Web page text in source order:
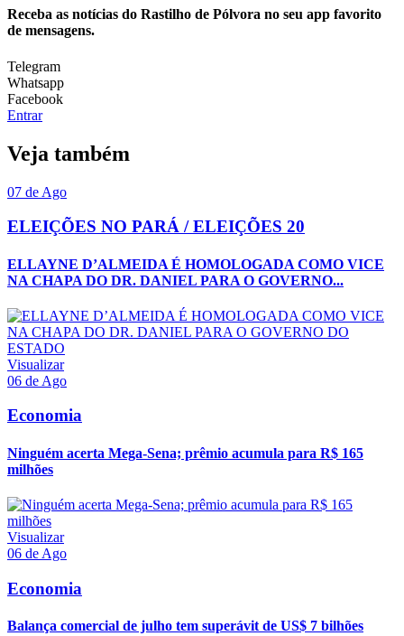
Receba as notícias do Rastilho de Pólvora no seu app favorito
de mensagens.
Telegram
Whatsapp
Facebook
Entrar
Veja também
07 de Ago
ELEIÇÕES NO PARÁ / ELEIÇÕES 20
ELLAYNE D’ALMEIDA É HOMOLOGADA COMO VICE
NA CHAPA DO DR. DANIEL PARA O GOVERNO...
Visualizar
06 de Ago
Economia
Ninguém acerta Mega-Sena; prêmio acumula para R$ 165
milhões
Visualizar
06 de Ago
Economia
Balança comercial de julho tem superávit de US$ 7 bilhões